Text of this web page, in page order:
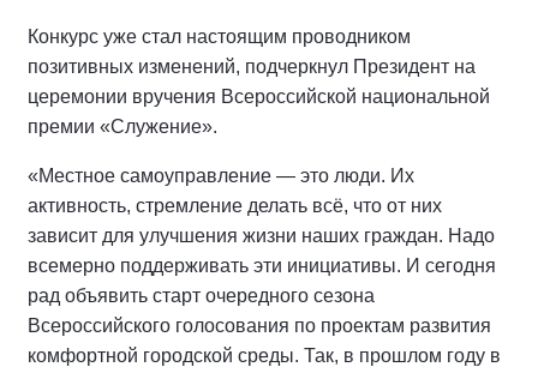
Конкурс уже стал настоящим проводником
позитивных изменений, подчеркнул Президент на
церемонии вручения Всероссийской национальной
премии «Служение».
«Местное самоуправление — это люди. Их
активность, стремление делать всё, что от них
зависит для улучшения жизни наших граждан. Надо
всемерно поддерживать эти инициативы. И сегодня
рад объявить старт очередного сезона
Всероссийского голосования по проектам развития
комфортной городской среды. Так, в прошлом году в